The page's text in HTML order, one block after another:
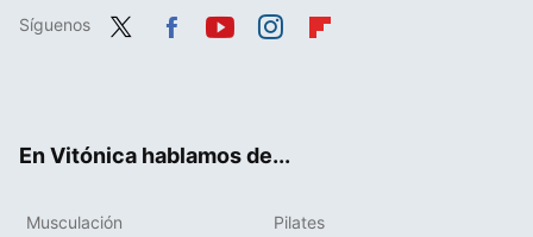
Síguenos
En Vitónica hablamos de...
Musculación Pilates